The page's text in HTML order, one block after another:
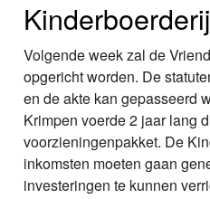
Kinderboerderij
Volgende week zal de
opgericht worden. De
en de akte kan gepasseerd
Krimpen voerde 2 jaar lang
voorzieningenpakket. De
inkomsten moeten gaan
investeringen te kunnen